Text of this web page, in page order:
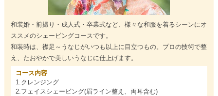
和装婚・前撮り・成人式・卒業式など、様々な和服を着るシーンにオ
ススメのシェービングコースです。
和装時は、襟足～うなじがいつも以上に目立つもの。プロの技術で整
え、たおやかで美しいうなじに仕上げます。
コース内容
1.クレンジング
2.フェイスシェービング(眉ライン整え、両耳含む)